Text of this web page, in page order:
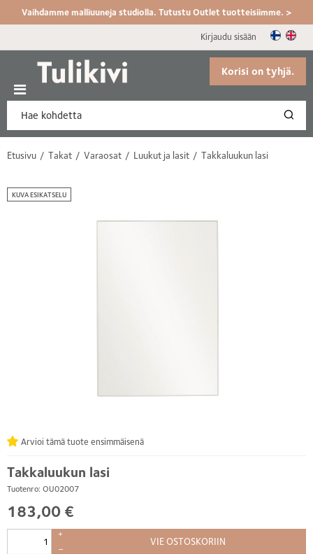
Vaihdamme malliuuneja studiolla. Tutustu Outlet tuotteisiimme. >
Kirjaudu sisään
Korisi on tyhjä.
Etusivu Takat Varaosat Luukut ja lasit Takkaluukun lasi
Takkaluukun lasi
Tuotenro: OU02007
Arvioi tämä tuote ensimmäisenä
183,00 €
+
–
VIE OSTOSKORIIN
KUVA ESIKATSELU